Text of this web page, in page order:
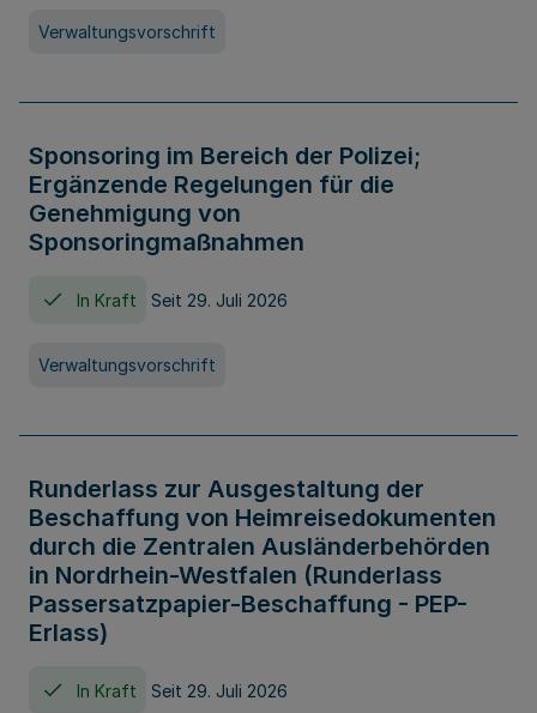
Verwaltungsvorschrift
Sponsoring im Bereich der Polizei;
Ergänzende Regelungen für die
Genehmigung von
Sponsoringmaßnahmen
In Kraft Seit 29. Juli 2026
Verwaltungsvorschrift
Runderlass zur Ausgestaltung der
Beschaffung von Heimreisedokumenten
durch die Zentralen Ausländerbehörden
in Nordrhein-Westfalen (Runderlass
Passersatzpapier-Beschaffung - PEP-
Erlass)
In Kraft Seit 29. Juli 2026